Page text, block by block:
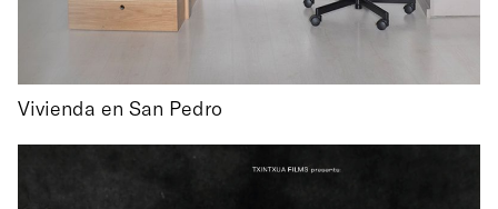
Vivienda en San Pedro